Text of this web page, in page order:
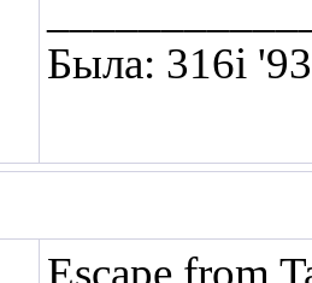
Была: 316i
Escape from